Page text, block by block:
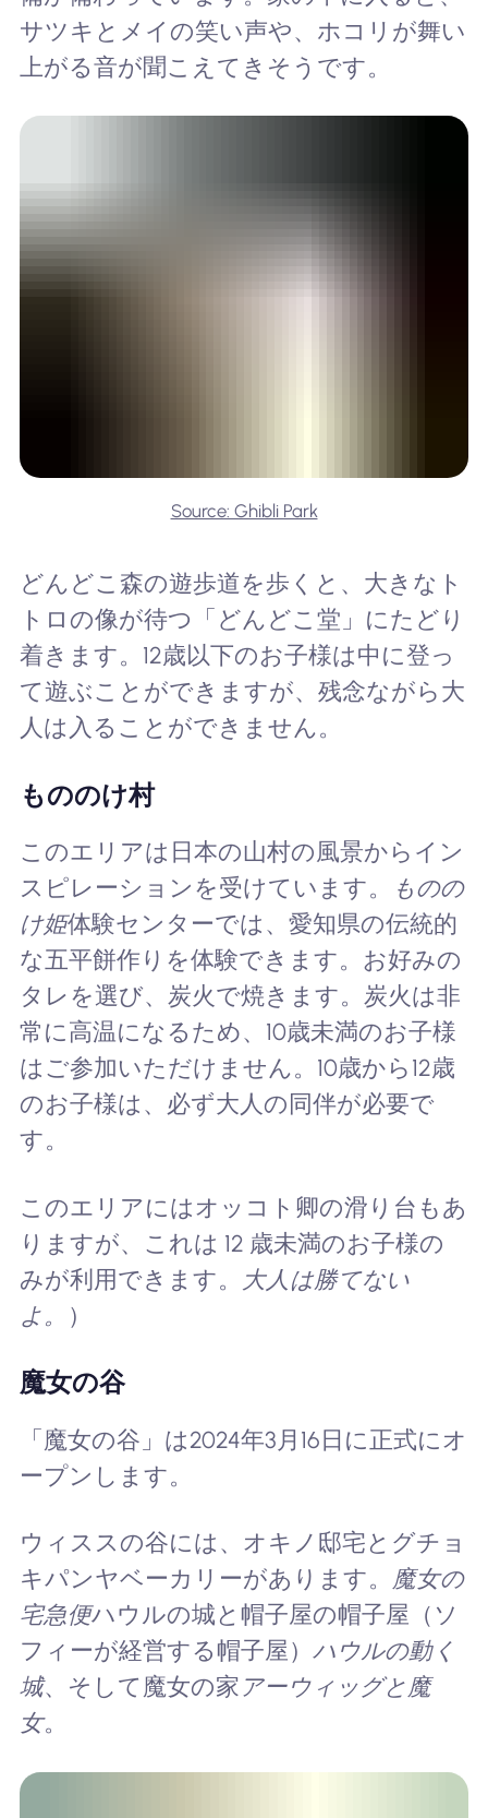
サツキとメイの笑い声や、ホコリが舞い
上がる音が聞こえてきそうです。
Source: Ghibli Park
どんどこ森の遊歩道を歩くと、大きなト
トロの像が待つ「どんどこ堂」にたどり
着きます。12歳以下のお子様は中に登っ
て遊ぶことができますが、残念ながら大
人は入ることができません。
もののけ村
このエリアは日本の山村の風景からイン
スピレーションを受けています。
ものの
け姫体験センターでは、愛知県の伝統的
な五平餅作りを体験できます。お好みの
タレを選び、炭火で焼きます。炭火は非
常に高温になるため、10歳未満のお子様
はご参加いただけません。10歳から12歳
のお子様は、必ず大人の同伴が必要で
す。
このエリアにはオッコト卿の滑り台もあ
りますが、これは 12 歳未満のお子様の
みが利用できます。
大人は勝てない
よ。
）
魔女の谷
「魔女の谷」は2024年3月16日に正式にオ
ープンします。
ウィススの谷には、オキノ邸宅とグチョ
キパンヤベーカリーがあります。 魔女の
宅急便ハウルの城と帽子屋の帽子屋（ソ
フィーが経営する帽子屋） ハウルの動く
城、そして魔女の家 アーウィッグと魔
女。